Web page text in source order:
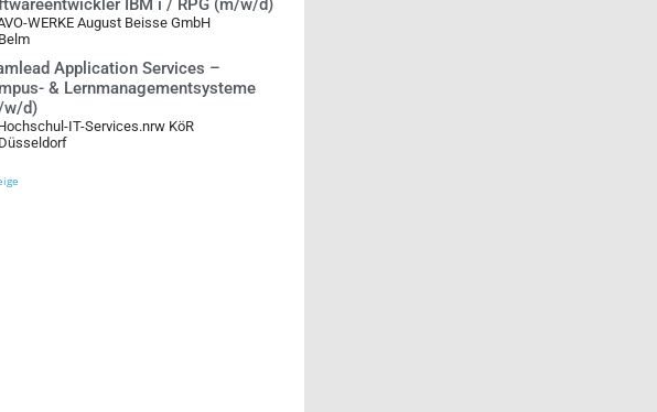
IBM i / RPG (m/w/d)
WERKE August Beisse GmbH
Belm
Application Services –
& Lernmanagementsysteme
w/d)
IT-Services.nrw KöR
Düsseldorf